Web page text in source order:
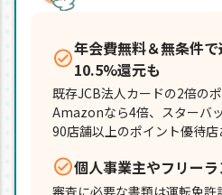
年会費無料＆無条件
10.5%還元も
既存JCB法人カードの2倍のポ
Amazonなら4倍、スターバ
90店舗以上のポイント優待店
個人事業主やフリー
審査に必要な書類は運転免許